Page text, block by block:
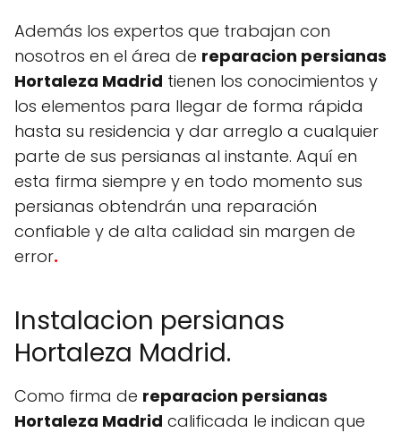
Además los expertos que trabajan con
nosotros en el área de reparacion persianas
Hortaleza Madrid tienen los conocimientos y
los elementos para llegar de forma rápida
hasta su residencia y dar arreglo a cualquier
parte de sus persianas al instante. Aquí en
esta firma siempre y en todo momento sus
persianas obtendrán una reparación
confiable y de alta calidad sin margen de
error.
Instalacion persianas
Hortaleza Madrid.
Como firma de reparacion persianas
Hortaleza Madrid calificada le indican que